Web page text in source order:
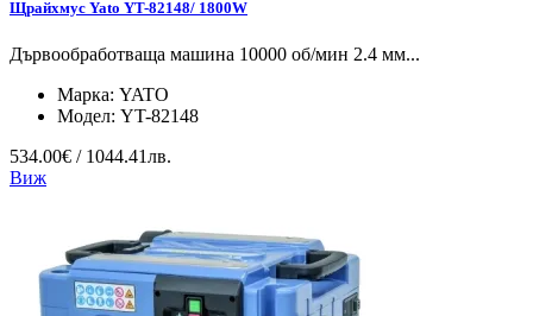
Щрайхмус Yato YT-82148/ 1800W
Дървообработваща машина 10000 об/мин 2.4 мм...
Марка: YATO
Модел: YT-82148
534.00€ / 1044.41лв.
Виж